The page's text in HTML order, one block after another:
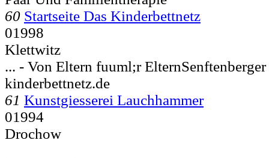
60 Startseite Das Kinderbettnetz
01998
Klettwitz
... - Von Eltern fuuml;r ElternSenftenberger
kinderbettnetz.de
61 Kunstgiesserei Lauchhammer
01994
Drochow